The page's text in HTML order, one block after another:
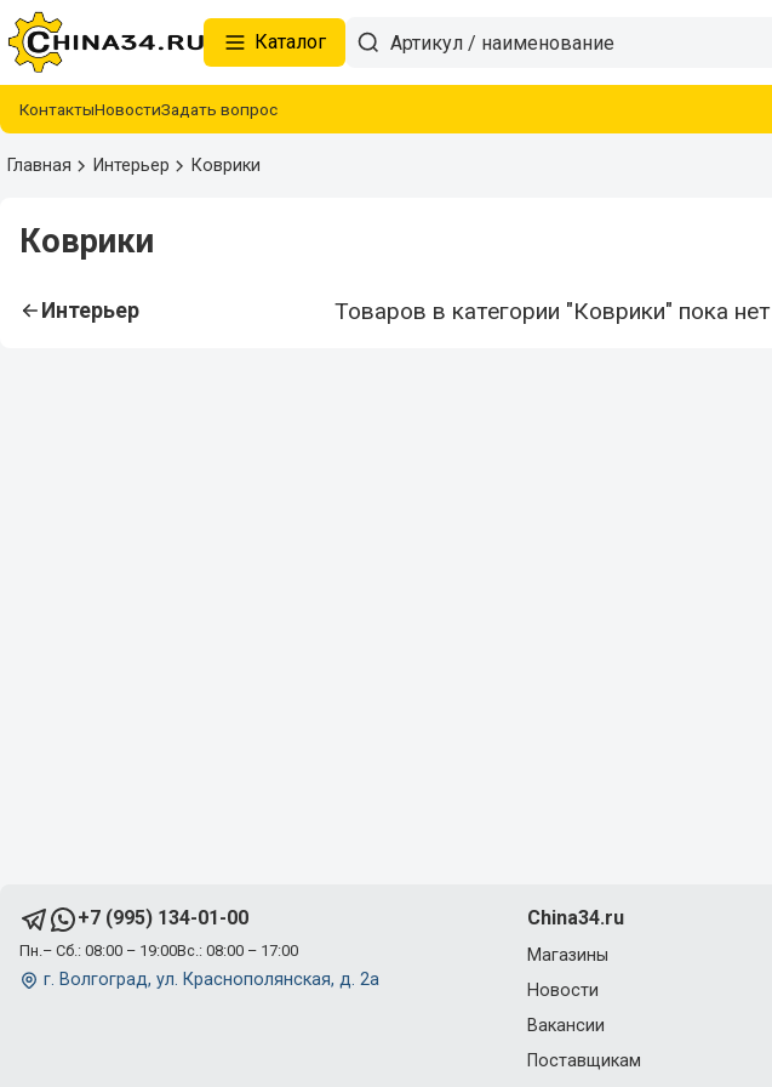
Каталог
КонтактыНовостиЗадать вопрос
Главная Интерьер Коврики
Коврики
Интерьер Товаров в категории "Коврики" пока нет
+7 (995) 134-01-00
Пн.– Сб.: 08:00 – 19:00Вс.: 08:00 – 17:00
г. Волгоград, ул. Краснополянская, д. 2а
China34.ru
Магазины
Новости
Вакансии
Поставщикам